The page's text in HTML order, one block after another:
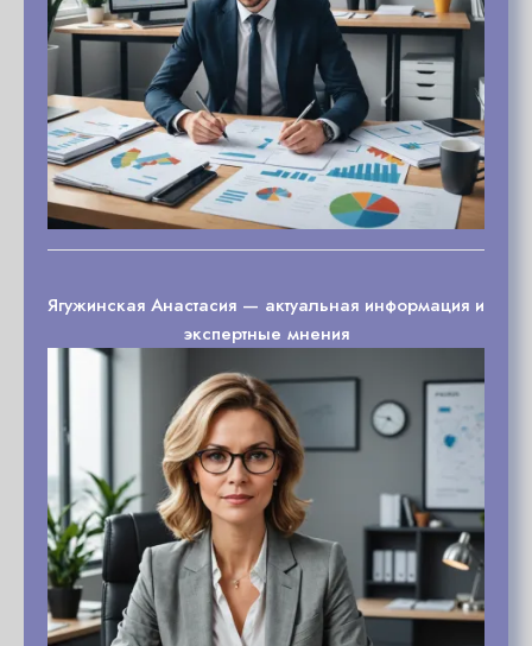
Ягужинская Анастасия — актуальная информация и
экспертные мнения